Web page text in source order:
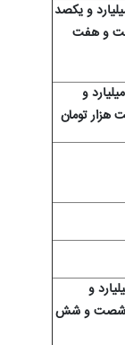
میلیارد و یکصد
و هفت
میلیارد و
تومان
و
شصت و شش